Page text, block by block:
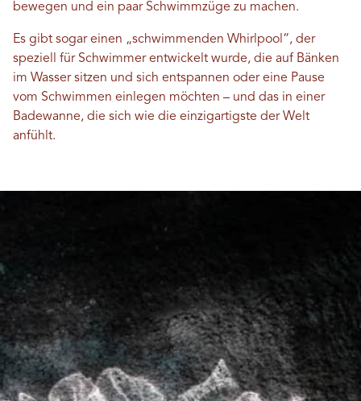
bewegen und ein paar Schwimmzüge zu machen.
Es gibt sogar einen „schwimmenden Whirlpool“, der
speziell für Schwimmer entwickelt wurde, die auf Bänken
im Wasser sitzen und sich entspannen oder eine Pause
vom Schwimmen einlegen möchten – und das in einer
Badewanne, die sich wie die einzigartigste der Welt
anfühlt.